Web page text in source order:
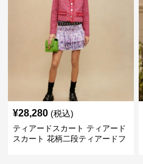
¥28,280 (税込)
ティアードスカート ティアード
スカート 花柄二段ティアードフ